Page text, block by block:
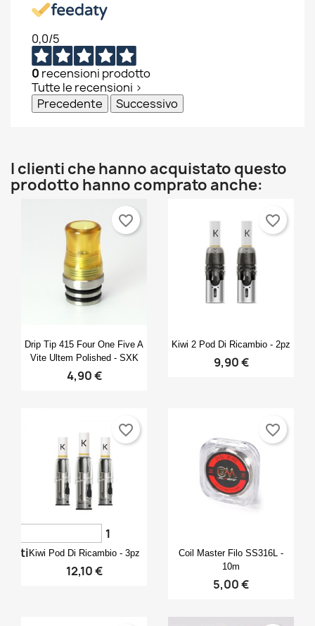
0,0/5
0 recensioni prodotto
Tutte le recensioni >
Precedente
Successivo
I clienti che hanno acquistato questo
prodotto hanno comprato anche:
Anteprima
Drip Tip 415 Four One Five A
Vite Ultem Polished - SXK
4,90 €
favorite_border
Anteprima
Kiwi 2 Pod Di Ricambio - 2pz
9,90 €
favorite_border
Anteprima
Kiwi Pod Di Ricambio - 3pz
12,10 €
1
voti
favorite_border
Anteprima
Coil Master Filo SS316L -
10m
5,00 €
favorite_border